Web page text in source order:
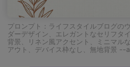
プロンプト：ライフスタイルブログの
ダーデザイン、エレガントなセリフタ
背景、リネン風アクセント、ミニマル
アウト、デバイス枠なし、無地背景 --